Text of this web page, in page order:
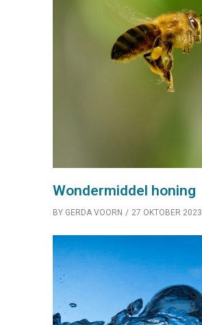
Wondermiddel honing
BY GERDA VOORN 27 OKTOBER 2023